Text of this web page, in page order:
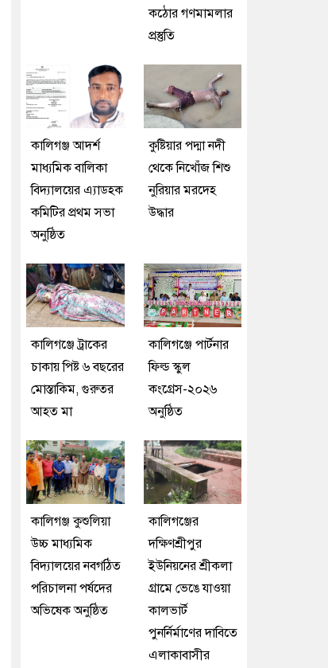
কঠোর গণমামলার
প্রস্তুতি
কালিগঞ্জ আদর্শ
মাধ্যমিক বালিকা
বিদ্যালয়ের এ্যাডহক
কমিটির প্রথম সভা
অনুষ্ঠিত
কুষ্টিয়ার পদ্মা নদী
থেকে নিখোঁজ শিশু
নুরিয়ার মরদেহ
উদ্ধার
কালিগঞ্জে ট্রাকের
চাকায় পিষ্ট ৬ বছরের
মোস্তাকিম, গুরুতর
আহত মা
কালিগঞ্জে পার্টনার
ফিল্ড স্কুল
কংগ্রেস-২০২৬
অনুষ্ঠিত
কালিগঞ্জ কুশুলিয়া
উচ্চ মাধ্যমিক
বিদ্যালয়ের নবগঠিত
পরিচালনা পর্ষদের
অভিষেক অনুষ্ঠিত
কালিগঞ্জের
দক্ষিণশ্রীপুর
ইউ‌নিয়‌নের শ্রীকলা
গ্রা‌মে ভেঙে যাওয়া
কালভার্ট
পুনর্নির্মাণের দাবিতে
এলাকাবাসীর